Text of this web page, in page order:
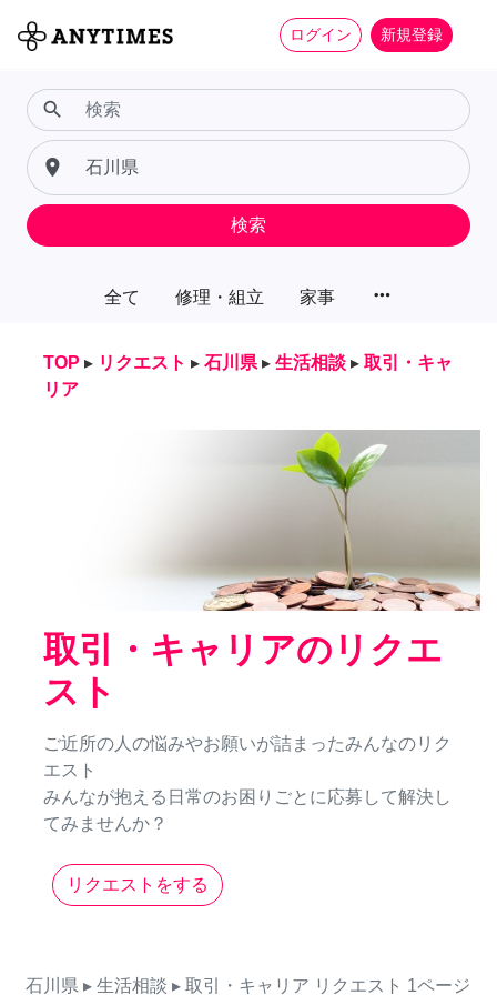
ログイン 新規登録
全て 修理・組立 家事 more_horiz
search
place
検索
TOP ▸ リクエスト ▸ 石川県 ▸ 生活相談 ▸ 取引・キャ
リア
取引・キャリアのリクエ
スト
ご近所の人の悩みやお願いが詰まったみんなのリク
エスト
みんなが抱える日常のお困りごとに応募して解決し
てみませんか？
リクエストをする
石川県 ▸ 生活相談 ▸ 取引・キャリア リクエスト 1ページ